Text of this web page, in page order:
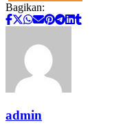
Bagikan:
admin